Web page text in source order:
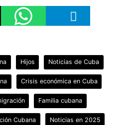
Hijos Noticias de Cuba
Crisis económica en Cuba
Familia cubana
Cubana Noticias en 2025